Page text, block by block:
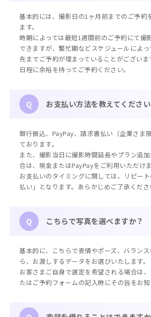
基本的には、撮影日の1ヶ月前までのご予約
ます。
時期によっては最短1週間前のご予約にて撮
できますが、繁忙期などスケジュールによ
先までご予約が埋まっていることがございま
日程に余裕を持ってご予約ください。
Q お支払い方法を教えてください
銀行振込、PayPay、請求書払い（企業さま
ております。
また、撮影当日に撮影時間延長やプラン追
合は、現金またはPayPayをご利用いただけま
お支払いのタイミングに関しては、リピー
払い」となります。あらかじめご了承くださ
Q こちらで写真を選べますか？
基本的に、こちらで表情やポーズ、バラン
ら、お渡しするデータをお選びいたします。
お客さまご自身で選定を希望される場合は
たはご予約フォームの記入時にその旨をお知